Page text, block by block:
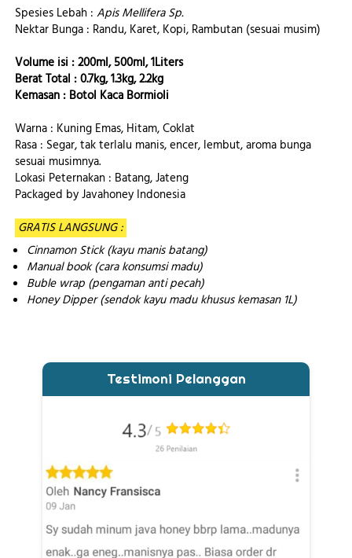
Spesies Lebah : Apis Mellifera Sp.
Nektar Bunga : Randu, Karet, Kopi, Rambutan (sesuai musim)
Volume isi : 200ml, 500ml, 1Liters
Berat Total : 0.7kg, 1.3kg, 2.2kg
Kemasan : Botol Kaca Bormioli
Warna : Kuning Emas, Hitam, Coklat
Rasa : Segar, tak terlalu manis, encer, lembut, aroma bunga
sesuai musimnya.
Lokasi Peternakan : Batang, Jateng
Packaged by Javahoney Indonesia
GRATIS LANGSUNG :
Cinnamon Stick (kayu manis batang)
Manual book (cara konsumsi madu)
Buble wrap (pengaman anti pecah)
Honey Dipper (sendok kayu madu khusus kemasan 1L)
Testimoni Pelanggan